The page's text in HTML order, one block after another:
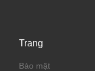
Trang
Bảo mật